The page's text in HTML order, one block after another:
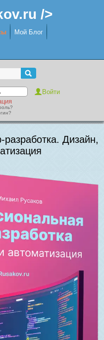
/>
Мой Блог
Дизайн,